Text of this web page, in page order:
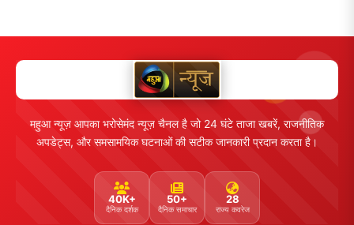
महुआ न्यूज़ आपका भरोसेमंद न्यूज़ चैनल है जो 24 घंटे ताजा खबरें, राजनीतिक
अपडेट्स, और समसामयिक घटनाओं की सटीक जानकारी प्रदान करता है।
40K+
दैनिक दर्शक
50+
दैनिक समाचार
28
राज्य कवरेज